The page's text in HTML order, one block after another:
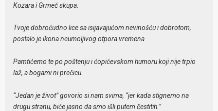
Kozara i Grmeč skupa.
Tvoje dobroćudno lice sa isijavajućom nevinošću i dobrotom,
postalo je ikona neumoljivog otpora vremena.
Pamtićemo te po poštenju i ćopićevskom humoru koji nije trpio
laž, a bogami ni prečicu.
“Jedan je život” govorio si nam svima, “jer kada stignemo na
drugu stranu, biće jasno da smo išli putem čestitih.”